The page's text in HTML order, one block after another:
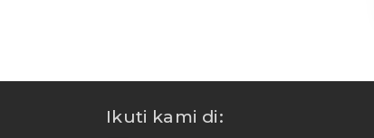
Ikuti kami di: